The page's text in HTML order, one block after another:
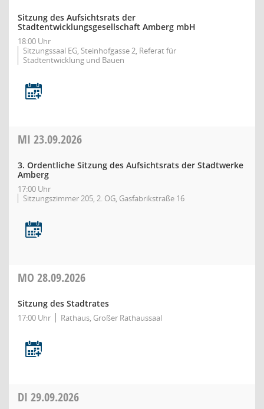
Sitzung des Aufsichtsrats der
Stadtentwicklungsgesellschaft Amberg mbH
18:00 Uhr
Sitzungssaal EG, Steinhofgasse 2, Referat für
Stadtentwicklung und Bauen
MI 23.09.2026
3. Ordentliche Sitzung des Aufsichtsrats der Stadtwerke
Amberg
17:00 Uhr
Sitzungszimmer 205, 2. OG, Gasfabrikstraße 16
MO 28.09.2026
Sitzung des Stadtrates
17:00 Uhr Rathaus, Großer Rathaussaal
DI 29.09.2026